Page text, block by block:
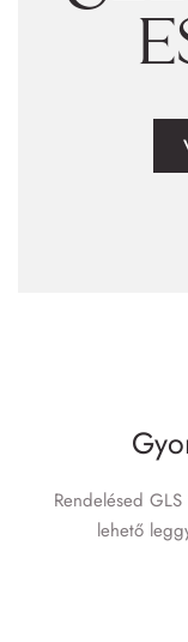
Rendelésed
lehető